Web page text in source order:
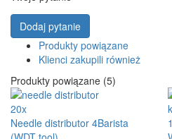
Dodaj pytanie
Produkty powiązane
Klienci zakupili również
Produkty powiązane (5)
20x
Needle distributor 4Barista